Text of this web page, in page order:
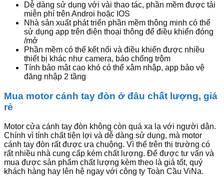
Dễ dàng sử dụng với vài thao tác, phần mềm được tải
miễn phí trên Androi hoặc IOS
Nhà sản xuất phát triển phần mềm thông minh có thể
sử dụng app trên điện thoại thông để điều khiển đóng
/mở
Phần mềm có thể kết nối và điều khiển được nhiều
thiết bị khác như camera, báo chống trộm
Tính bảo mật cao khó có thể xâm nhập, app bảo vệ
đăng nhập 2 tầng
Mua motor cánh tay đòn ở đâu chất lượng, giá
rẻ
Motor cửa cánh tay đòn không còn quá xa lạ với người dân.
Chính vì tính chất tiện lợi và dễ dàng sử dụng, mà motor
cánh tay đòn rất được ưa chuộng. Vì thế trên thị trường có
rất nhiều nhà cung cấp kém chất lượng. Để được tư vấn và
mua được sản phẩm chất lượng kèm theo là giá tốt, quý
khách hàng hay lên hệ ngay với công ty Toàn Cầu ViNa.